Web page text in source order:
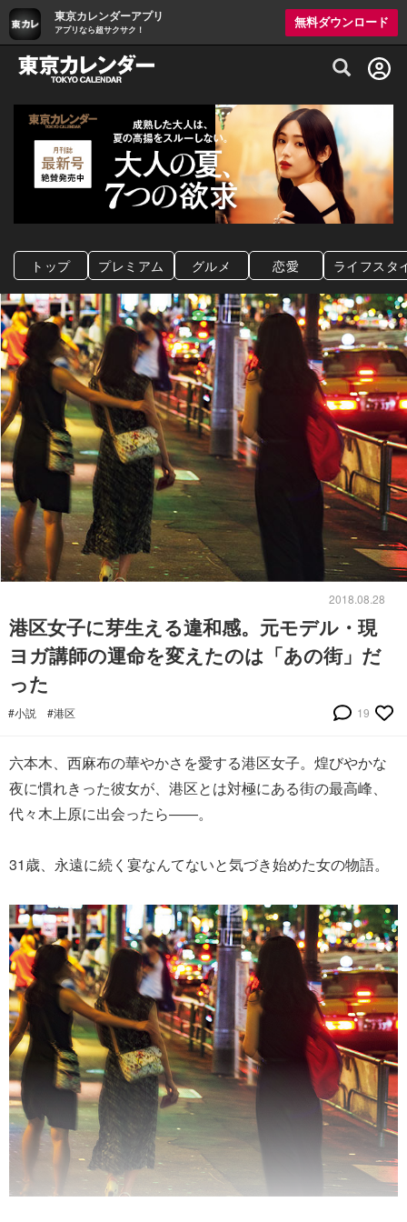
東京カレンダーアプリ
アプリなら超サクサク！
無料ダウンロード
グルメ情報・プレミアムレストラン予約
トップ プレミアム グルメ 恋愛 ライフスタ
2018.08.28
港区女子に芽生える違和感。元モデル・現
ヨガ講師の運命を変えたのは「あの街」だ
った
#小説 #港区 19
六本木、西麻布の華やかさを愛する港区女子。煌びやかな
夜に慣れきった彼女が、港区とは対極にある街の最高峰、
代々木上原に出会ったら――。
31歳、永遠に続く宴なんてないと気づき始めた女の物語。